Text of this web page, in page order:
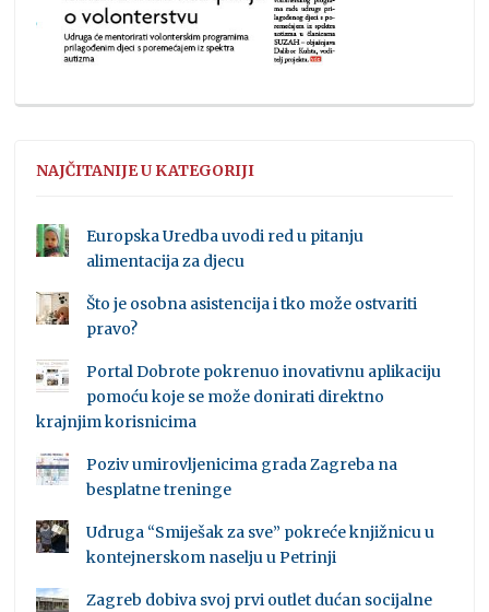
NAJČITANIJE U KATEGORIJI
Europska Uredba uvodi red u pitanju
alimentacija za djecu
Što je osobna asistencija i tko može ostvariti
pravo?
Portal Dobrote pokrenuo inovativnu aplikaciju
pomoću koje se može donirati direktno
krajnjim korisnicima
Poziv umirovljenicima grada Zagreba na
besplatne treninge
Udruga “Smiješak za sve” pokreće knjižnicu u
kontejnerskom naselju u Petrinji
Zagreb dobiva svoj prvi outlet dućan socijalne